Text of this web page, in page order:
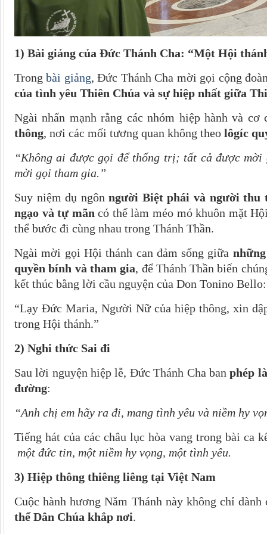
1) Bài giảng của Đức Thánh Cha: “Một Hội
Trongbài giảng, Đức Thánh Cha mời gọi cộng
của tình yêu Thiên Chúa và sự hiệp nhất giữa
Ngài nhấn mạnh rằng các nhóm hiệp hành và
thông, nơi các mối tương quan không theo lôgíc
“Không ai được gọi để thống trị; tất cả được
mời gọi tham gia.”
Suy niệm dụ ngônngười Biệt phái và người thu
ngạo và tự mãn có thể làm méo mó khuôn mặt
thể bước đi cùng nhau trong Thánh Thần.
Ngài mời gọi Hội thánh can đảm sống giữa
quyền bính và tham gia, để Thánh Thần biến
kết thúc bằng lời cầu nguyện của Don Tonino Bello:
“Lạy Đức Maria, Người Nữ của hiệp thông, xin
trong Hội thánh.”
2) Nghi thức Sai đi
Sau lời nguyện hiệp lễ, Đức Thánh Cha banphép
đường:
“Anh chị em hãy ra đi, mang tình yêu và niềm hy
Tiếng hát của các châu lục hòa vang trong bài ca
một đức tin, một niềm hy vọng, một tình yêu.
3) Hiệp thông thiêng liêng tại Việt Nam
Cuộc hành hương Năm Thánh này không chỉ
thể Dân Chúa khắp nơi.